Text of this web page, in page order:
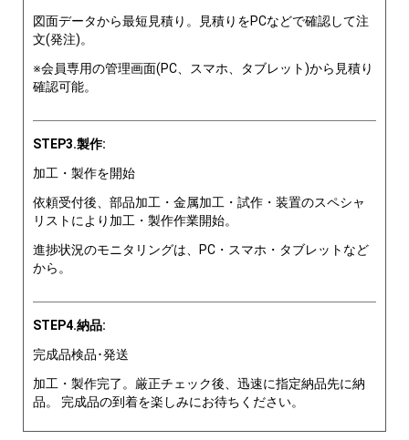
図面データから最短見積り。見積りをPCなどで確認して注
文(発注)。
※会員専用の管理画面(PC、スマホ、タブレット)から見積り
確認可能。
STEP3.製作:
加工・製作を開始
依頼受付後、部品加工・金属加工・試作・装置のスペシャ
リストにより加工・製作作業開始。
進捗状況のモニタリングは、PC・スマホ・タブレットなど
から。
STEP4.納品:
完成品検品･発送
加工・製作完了。厳正チェック後、迅速に指定納品先に納
品。 完成品の到着を楽しみにお待ちください。